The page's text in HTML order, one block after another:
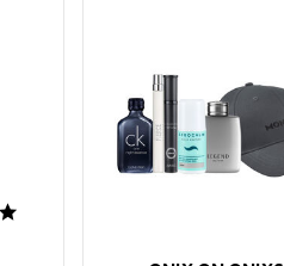
4.8 star rating